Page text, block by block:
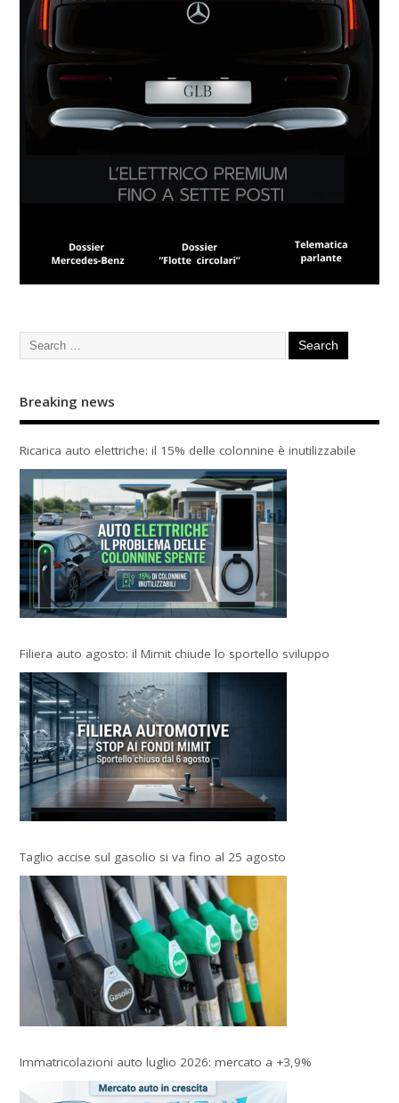
Breaking news
Ricarica auto elettriche: il 15% delle colonnine è inutilizzabile
Filiera auto agosto: il Mimit chiude lo sportello sviluppo
Taglio accise sul gasolio si va fino al 25 agosto
Immatricolazioni auto luglio 2026: mercato a +3,9%